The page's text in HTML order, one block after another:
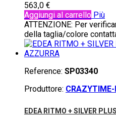
563,0 €
Aggiungi al carrello Più
ATTENZIONE: Per
della taglia/colore
Reference: SP03340
Produttore:
EDEA RITMO + SILVER